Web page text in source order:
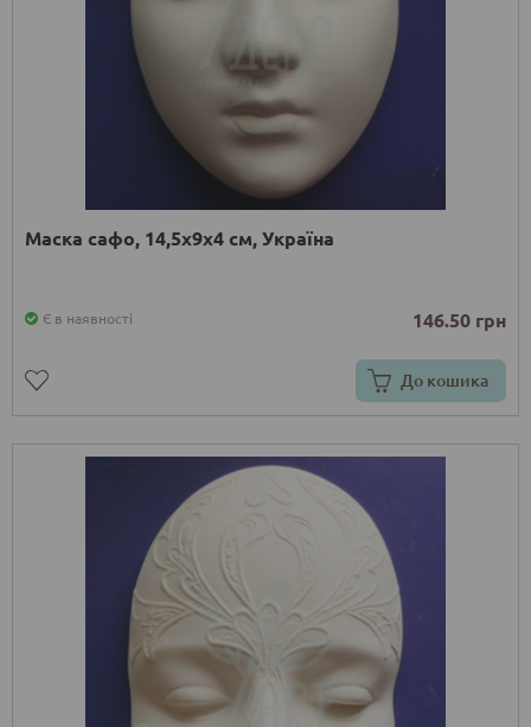
Маска сафо, 14,5х9х4 см, Україна
Є в наявності 146.50 грн
До кошика